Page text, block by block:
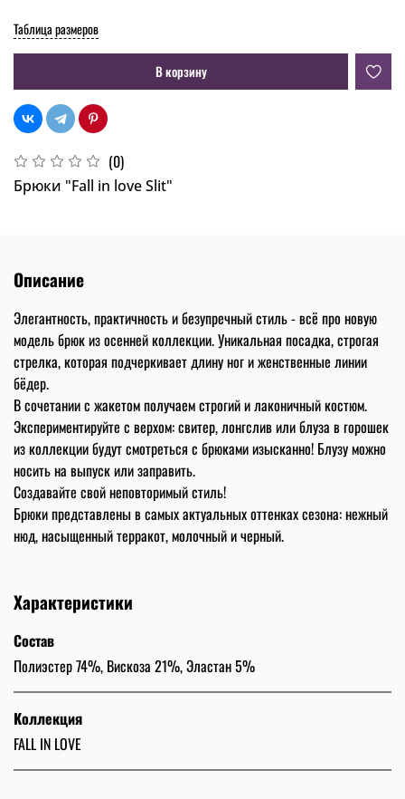
Брюки "Fall in love Slit"
(0)
Таблица размеров
В корзину
Описание
Элегантность, практичность и безупречный стиль - всё про новую
модель брюк из осенней коллекции. Уникальная посадка, строгая
стрелка, которая подчеркивает длину ног и женственные линии
бёдер.
В сочетании с жакетом получаем строгий и лаконичный костюм.
Экспериментируйте с верхом: свитер, лонгслив или блуза в горошек
из коллекции будут смотреться с брюками изысканно! Блузу можно
носить на выпуск или заправить.
Создавайте свой неповторимый стиль!
Брюки представлены в самых актуальных оттенках сезона: нежный
нюд, насыщенный терракот, молочный и черный.
Характеристики
Состав
Полиэстер 74%, Вискоза 21%, Эластан 5%
Коллекция
FALL IN LOVE